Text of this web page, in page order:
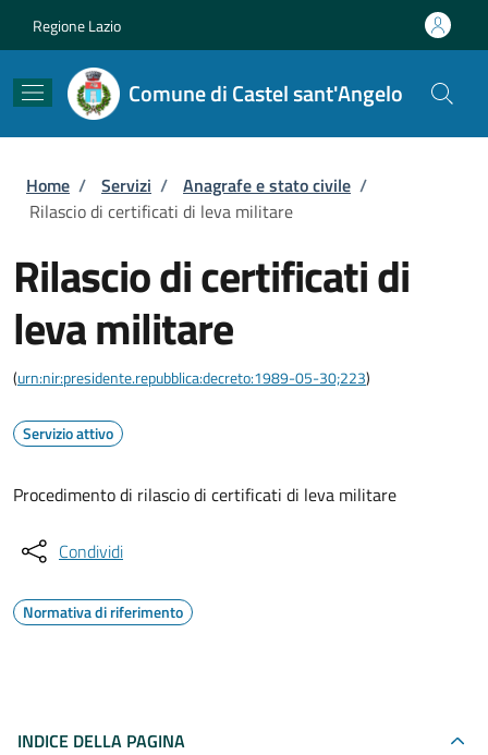
Regione Lazio
Comune di Castel sant'Angelo
Briciole di pane
Home / Servizi / Anagrafe e stato civile /
Rilascio di certificati di leva militare
Rilascio di certificati di
leva militare
(urn:nir:presidente.repubblica:decreto:1989-05-30;223)
Servizio attivo
Procedimento di rilascio di certificati di leva militare
Condividi
Normativa di riferimento
INDICE DELLA PAGINA